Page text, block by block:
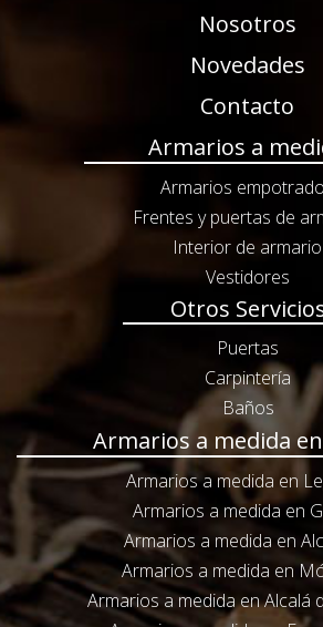
Nosotros
Novedades
Contacto
Armarios a
Armarios
Frentes y puertas de
Interior de armario
Vestidores
Otros
Puertas
Carpintería
Baños
Armarios a medida
Armarios a medida en
Armarios a medida en
Armarios a medida en
Armarios a medida en
Armarios a medida en Alcalá